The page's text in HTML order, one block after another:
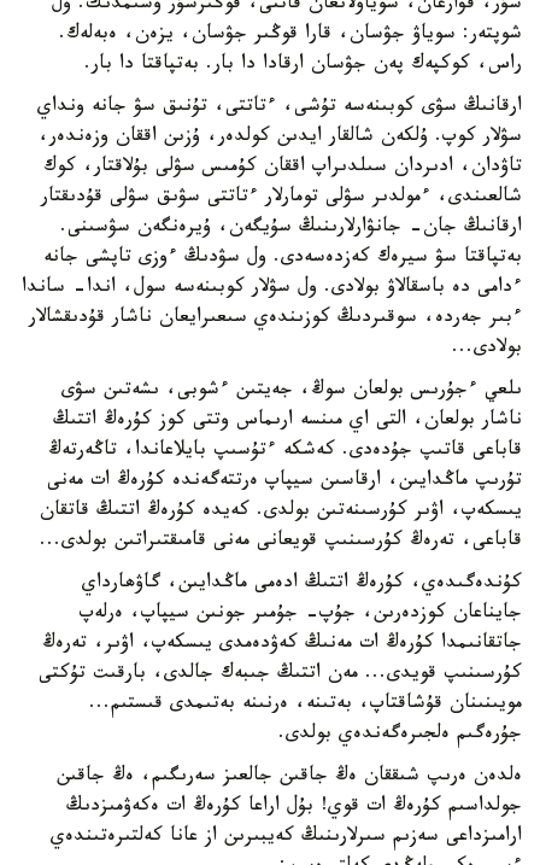
سۇر، قۋارعان، سوياۋلانعان قاتتى، قوڭىرسۇر وسىمدىك. ول
شوپتەر: سوياۋ جۋسان، قارا قوڭىر جۋسان، يزەن، ەبەلەك.
راس، كوكپەك پەن جۋسان ارقادا دا بار. بەتپاقتا دا بار.
ارقانىڭ سۋى كوبىنەسە تۇشى، ءتاتتى، تۇنىق سۋ جانە ونداي
سۋلار كوپ. ۇلكەن شالقار ايدىن كولدەر، ۇزىن اققان وزەندەر،
تاۋدان، ادىردان سىلدىراپ اققان كۇمىس سۋلى بۇلاقتار، كوك
شالعىندى، ءمولدىر سۋلى تومارلار ءتاتتى سۋىق سۋلى قۇدىقتار
ارقانىڭ جان- جانۋارلارىنىڭ سۇيگەن، ۇيرەنگەن سۋسىنى.
بەتپاقتا سۋ سيرەك كەزدەسەدى. ول سۋدىڭ ءوزى تاپشى جانە
ءدامى دە باسقالاۋ بولادى. ول سۋلار كوبىنەسە سول، اندا- ساندا
ءبىر جەردە، سوقىردىڭ كوزىندەي سىعىرايعان ناشار قۇدىقشالار
بولادى...
ىلعي ءجۇرىس بولعان سوڭ، جەيتىن ءشوبى، ىشەتىن سۋى
ناشار بولعان، التى اي مىنسە ارىماس وتتى كوز كۇرەڭ اتتىڭ
قاباعى قاتىپ جۇدەدى. كەشكە ءتۇسىپ بايلاعاندا، تاڭەرتەڭ
تۇرىپ ماڭدايىن، ارقاسىن سيپاپ ەرتتەگەندە كۇرەڭ ات مەنى
يىسكەپ، اۋىر كۇرسىنەتىن بولدى. كەيدە كۇرەڭ اتتىڭ قاتقان
قاباعى، تەرەڭ كۇرسىنىپ قويعانى مەنى قامىقتىراتىن بولدى...
كۇندەگىدەي، كۇرەڭ اتتىڭ ادەمى ماڭدايىن، گاۋھارداي
جايناعان كوزدەرىن، جۇپ- جۇمىر جونىن سيپاپ، ەرلەپ
جاتقانىمدا كۇرەڭ ات مەنىڭ كەۋدەمدى يىسكەپ، اۋىر، تەرەڭ
كۇرسىنىپ قويدى... مەن اتتىڭ جىبەك جالدى، بارقىت تۇكتى
مويىنىنان قۇشاقتاپ، بەتىنە، ەرنىنە بەتىمدى قىستىم...
جۇرەگىم ەلجىرەگەندەي بولدى.
ەلدەن ەرىپ شىققان ەڭ جاقىن جالعىز سەرىگىم، ەڭ جاقىن
جولداسىم كۇرەڭ ات قوي! بۇل اراعا كۇرەڭ ات ەكەۋمىزدىڭ
ارامىزداعى سەزىم سىرلارىنىڭ كەيبىرىن از عانا كەلتىرەتىندەي